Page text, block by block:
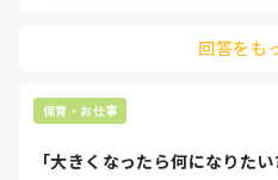
回答をも
保育・お仕事
「大きくなったら何になりた